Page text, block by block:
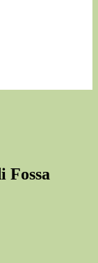
Fossa